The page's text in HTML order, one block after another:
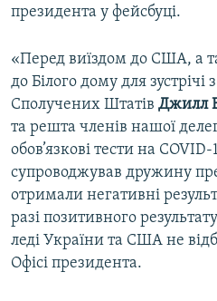
президента у фейсбуці.
«Перед виїздом до США, а
до Білого дому для
Сполучених Штатів Джилл
та решта членів нашої
обов’язкові тести на COVID-
супроводжував дружину
отримали негативні
разі позитивного
леді України та США не
Офісі президента.